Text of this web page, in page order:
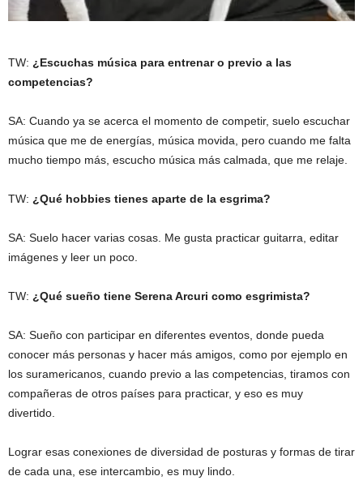
TW: ¿Escuchas música para entrenar o previo a las
competencias?
SA: Cuando ya se acerca el momento de competir, suelo escuchar
música que me de energías, música movida, pero cuando me falta
mucho tiempo más, escucho música más calmada, que me relaje.
TW: ¿Qué hobbies tienes aparte de la esgrima?
SA: Suelo hacer varias cosas. Me gusta practicar guitarra, editar
imágenes y leer un poco.
TW: ¿Qué sueño tiene Serena Arcuri como esgrimista?
SA: Sueño con participar en diferentes eventos, donde pueda
conocer más personas y hacer más amigos, como por ejemplo en
los suramericanos, cuando previo a las competencias, tiramos con
compañeras de otros países para practicar, y eso es muy
divertido.
Lograr esas conexiones de diversidad de posturas y formas de tirar
de cada una, ese intercambio, es muy lindo.